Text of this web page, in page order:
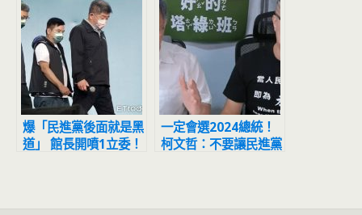
爆「民進黨後面就是黑
道」 館長開噴1立委！
一定會選2024總統！
柯文哲：不要讓民進黨